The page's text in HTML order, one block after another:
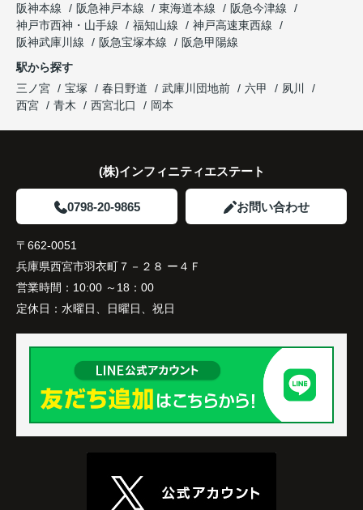
購入されたご家族は、
と大変喜ばれ、この住まいを選ばれました。
住み替え後は家族それぞれの通勤・通学時間が短く
家族全員にとって、将来を見据えた良い選択だった
阪神本線
阪急神戸本線 東海道本線
阪急今津線
神戸市西神・山手線
福知山線
神戸高速東西線
阪神武庫川線
阪急宝塚本線
阪急甲陽線
駅から探す
三ノ宮
宝塚 春日野道 武庫川団地前 六甲
夙川
西宮
青木 西宮北口 岡本
(株)インフィニティエステート
0798-20-9865 お問い合わせ
〒662-0051
兵庫県西宮市羽衣町７－２８ ー４Ｆ
営業時間： 10:00 ～18：00
定休日： 水曜日、日曜日、祝日